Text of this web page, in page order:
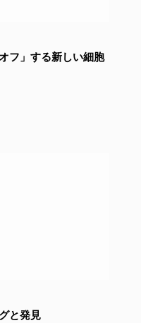
フ」する新しい細胞
と発見